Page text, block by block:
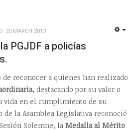
20 MARCH 2013
PGJDF a policías
de reconocer a quienes han realizado
, destacando por su valor o
vida en el cumplimiento de su
de la Asamblea Legislativa reconoció
Solemne, la Medalla al Mérito